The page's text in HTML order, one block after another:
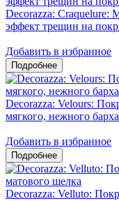
Decorazza: Craquelure:
эффект трещин на
Добавить в избранное
Decorazza: Velours:
мягкого, нежного
Добавить в избранное
Decorazza: Velluto: